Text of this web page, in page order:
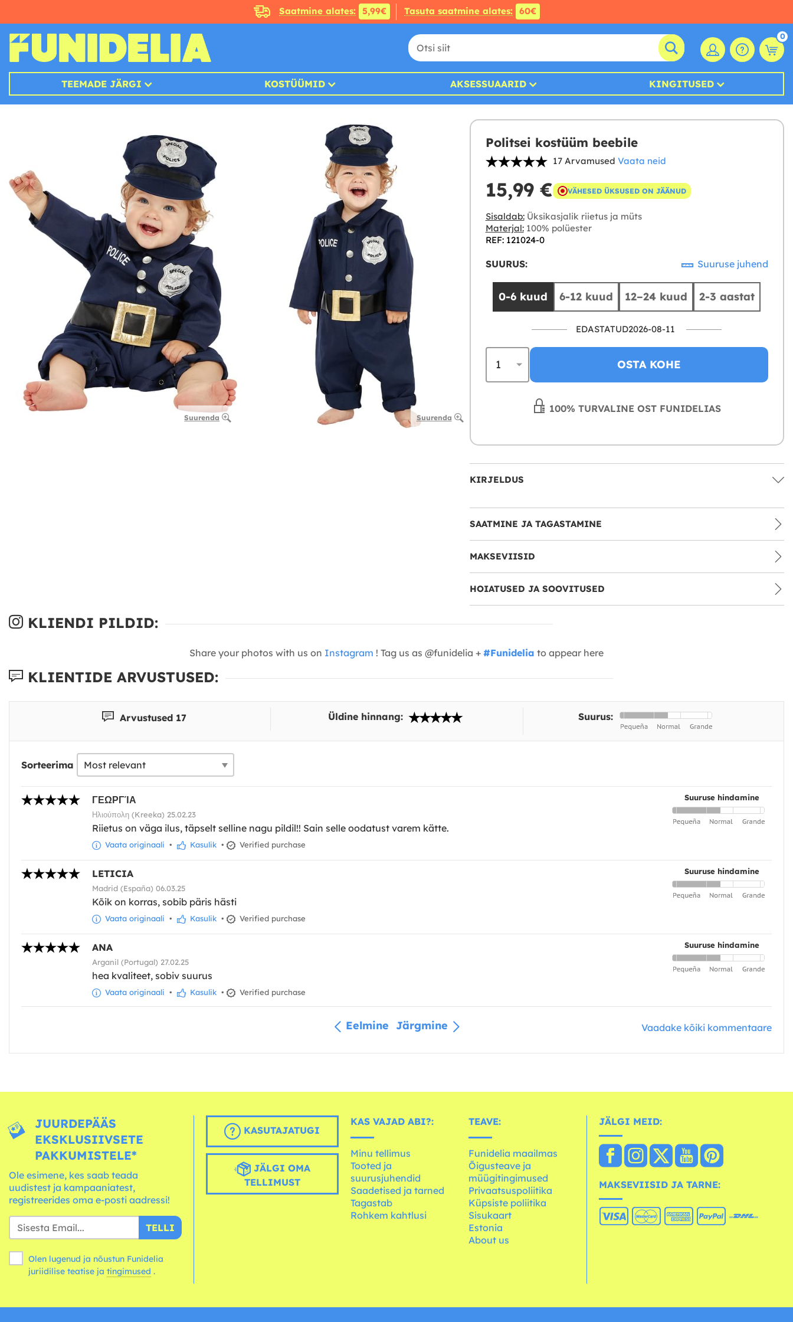
Saatmine alates: 5,99€ Tasuta saatmine alates: 60€
0
TEEMADE JÄRGI KOSTÜÜMID AKSESSUAARID KINGITUSED
Suurenda Suurenda
Politsei kostüüm beebile
17 Arvamused Vaata neid
15,99 € VÄHESED ÜKSUSED ON JÄÄNUD
Sisaldab:Üksikasjalik riietus ja müts
Materjal:100% polüester
REF: 121024-0
SUURUS: Suuruse juhend
0-6 kuud 6-12 kuud 12–24 kuud 2-3 aastat
EDASTATUD2026-08-11
OSTA KOHE
100% TURVALINE OST FUNIDELIAS
KIRJELDUS
SAATMINE JA TAGASTAMINE
MAKSEVIISID
HOIATUSED JA SOOVITUSED
KLIENDI PILDID:
Share your photos with us on Instagram ! Tag us as @funidelia + #Funidelia to appear here
KLIENTIDE ARVUSTUSED:
Arvustused 17 Üldine hinnang: Suurus:
Sorteerima
Suuruse hindamine
ΓΕΩΡΓΊΑ
Ηλιούπολη (Kreeka) 25.02.23
Riietus on väga ilus, täpselt selline nagu pildil!! Sain selle oodatust varem kätte.
Vaata originaali • Kasulik • Verified purchase
Suuruse hindamine
LETICIA
Madrid (España) 06.03.25
Kõik on korras, sobib päris hästi
Vaata originaali • Kasulik • Verified purchase
Suuruse hindamine
ANA
Arganil (Portugal) 27.02.25
hea kvaliteet, sobiv suurus
Vaata originaali • Kasulik • Verified purchase
Eelmine Järgmine Vaadake kõiki kommentaare
JUURDEPÄÄS
EKSKLUSIIVSETE
PAKKUMISTELE*
Ole esimene, kes saab teada
uudistest ja kampaaniatest,
registreerides oma e-posti aadressi!
TELLI
Olen lugenud ja nõustun Funidelia
juriidilise teatise ja tingimused .
KASUTAJATUGI
JÄLGI OMA
TELLIMUST
KAS VAJAD ABI?:
Minu tellimus
Tooted ja
suurusjuhendid
Saadetised ja tarned
Tagastab
Rohkem kahtlusi
TEAVE:
Funidelia maailmas
Õigusteave ja
müügitingimused
Privaatsuspoliitika
Küpsiste poliitika
Sisukaart
Estonia
About us
JÄLGI MEID:
MAKSEVIISID JA TARNE: